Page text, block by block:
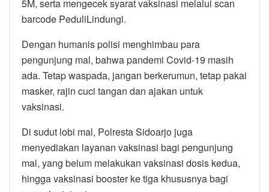
5M, serta mengecek syarat vaksinasi melalui scan
barcode PeduliLindungi.
Dengan humanis polisi menghimbau para
pengunjung mal, bahwa pandemi Covid-19 masih
ada. Tetap waspada, jangan berkerumun, tetap pakai
masker, rajin cuci tangan dan ajakan untuk
vaksinasi.
Di sudut lobi mal, Polresta Sidoarjo juga
menyediakan layanan vaksinasi bagi pengunjung
mal, yang belum melakukan vaksinasi dosis kedua,
hingga vaksinasi booster ke tiga khususnya bagi